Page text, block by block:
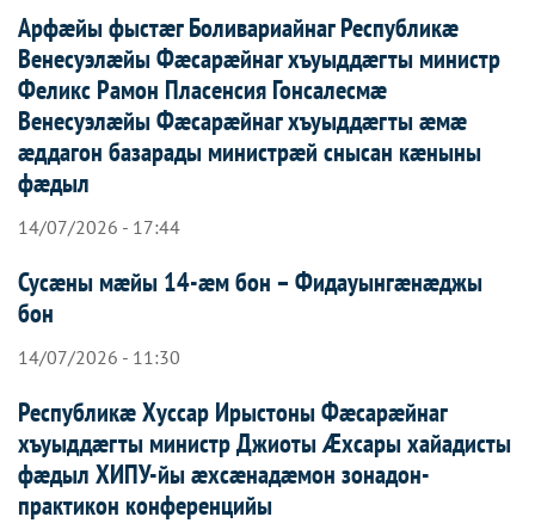
Арфæйы фыстæг Боливариайнаг Республикæ
Венесуэлæйы Фæсарæйнаг хъуыддæгты министр
Феликс Рамон Пласенсия Гонсалесмæ
Венесуэлæйы Фæсарæйнаг хъуыддæгты æмæ
æддагон базарады министрæй снысан кæныны
фæдыл
14/07/2026 - 17:44
Сусæны мæйы 14-æм бон – Фидауынгæнæджы
бон
14/07/2026 - 11:30
Республикæ Хуссар Ирыстоны Фæсарæйнаг
хъуыддæгты министр Джиоты Æхсары хайадисты
фæдыл ХИПУ-йы æхсæнадæмон зонадон-
практикон конференцийы